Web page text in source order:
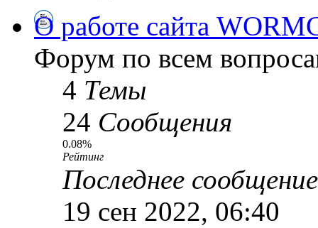
О работе сайта
Форум по всем
4 Темы
24 Сообщения
0.08%
Рейтинг
Последнее сообщение
19 сен 2022, 06:40